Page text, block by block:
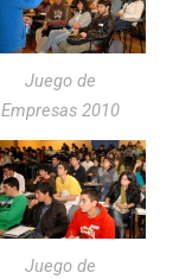
Juego de
Empresas 2010
Juego de